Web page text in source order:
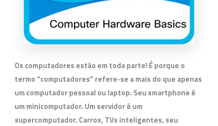
Os computadores estão em toda parte! É porque o
termo “computadores” refere-se a mais do que apenas
um computador pessoal ou laptop. Seu smartphone é
um minicomputador. Um servidor é um
supercomputador. Carros, TVs inteligentes, seu